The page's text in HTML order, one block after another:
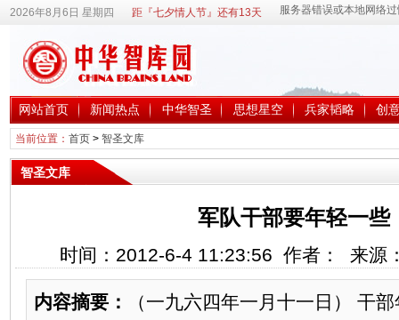
2026年8月6日 星期四 距『七夕情人节』还有13天
网站首页 新闻热点 中华智圣 思想星空 兵家韬略 创
当前位置： 首页> 智圣文库
智圣文库
军队干部要年轻一些
时间：2012-6-4 11:23:56 作者： 来源
内容摘要：
（一九六四年一月十一日） 干